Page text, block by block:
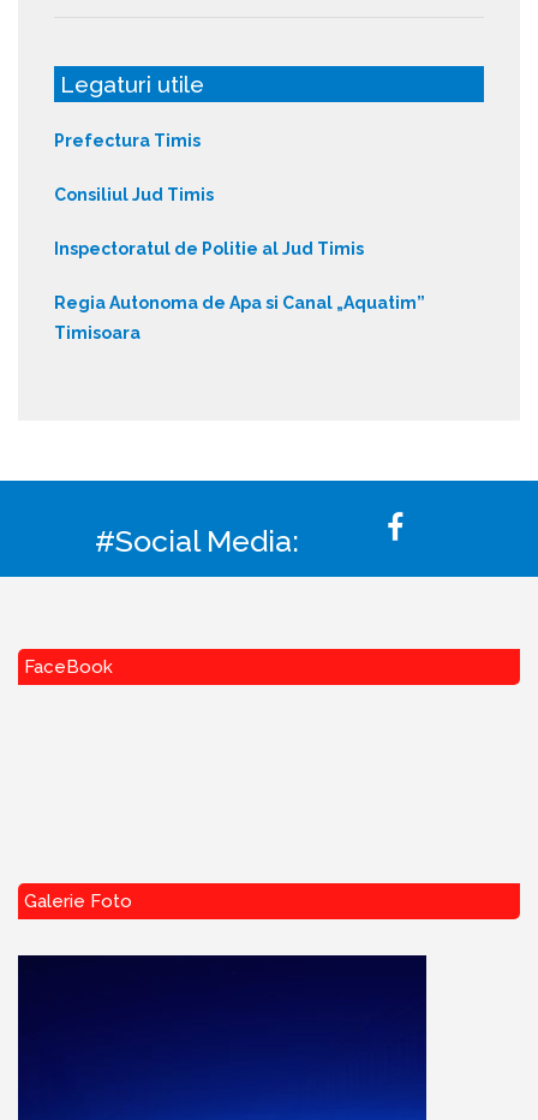
Legaturi utile
Prefectura Timis
Consiliul Jud Timis
Inspectoratul de Politie al Jud Timis
Regia Autonoma de Apa si Canal „Aquatim”
Timisoara
#Social Media:
FaceBook
Galerie Foto